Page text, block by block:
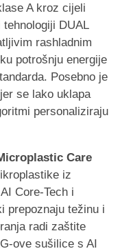
A kroz cijeli
DUAL
rashladnim
potrošnju energije
Posebno je
se lako uklapa
personaliziraju
Care
iz
Core-Tech i
prepoznaju težinu i
radi zaštite
ove sušilice s AI